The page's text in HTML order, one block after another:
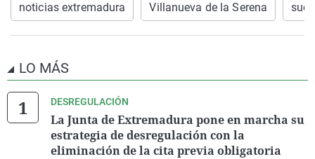
noticias extremadura Villanueva de la Serena
LO MÁS
DESREGULACIÓN
La Junta de Extremadura pone en marcha su
estrategia de desregulación con la
eliminación de la cita previa obligatoria